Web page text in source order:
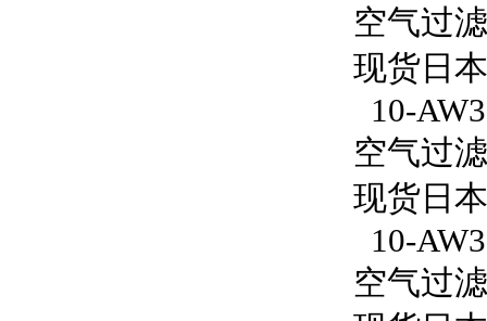
空气过
现货日
10-
空气过
现货日
10-
空气过